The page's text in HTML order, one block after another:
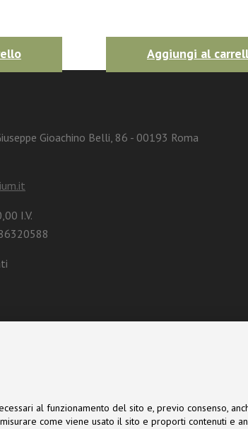
Aggiungi al
Gioachino Belli, 86 - 00193 Roma
I.V.
al funzionamento del sito e, previo consenso,
come viene usato il sito e proporti contenuti e